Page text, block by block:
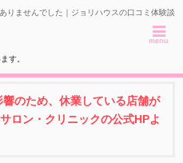
りませんでした｜ジョリハウスの口コミ体験談
menu
す。
のため、休業している店舗が
ロン・クリニックの公式HPよ